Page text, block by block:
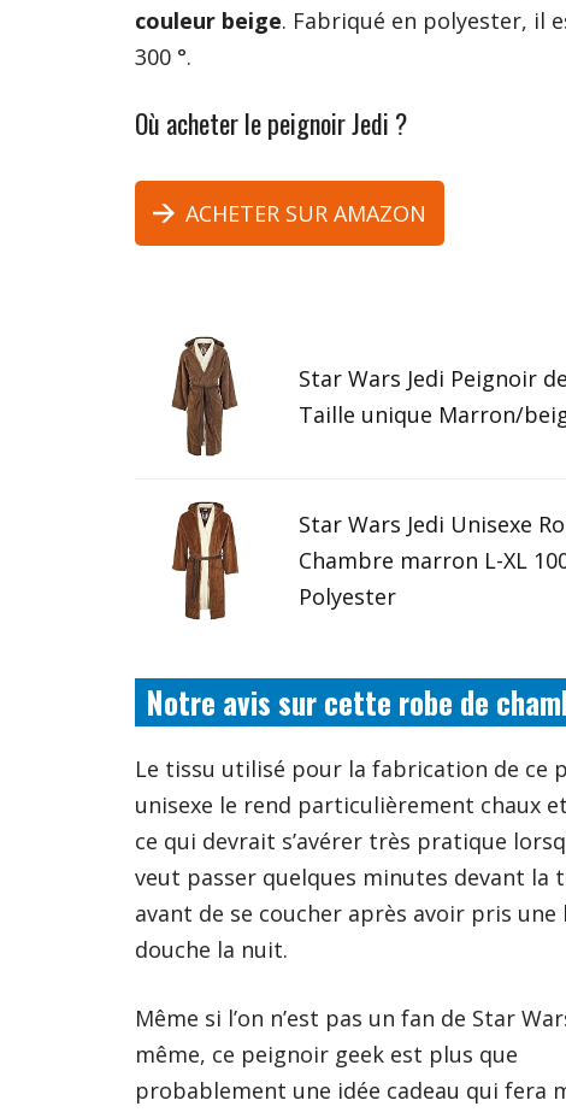
couleur beige. Fabriqué en polyester, il
300 °.
Où acheter le peignoir Jedi ?
ACHETER SUR AMAZON
Star Wars Jedi Peignoir
Taille unique Marron/
Star Wars Jedi Unisexe
Chambre marron L-XL
Polyester
Notre avis sur cette robe de
Le tissu utilisé pour la fabrication de ce
unisexe le rend particulièrement chaux
ce qui devrait s’avérer très pratique
veut passer quelques minutes devant la
avant de se coucher après avoir pris une
douche la nuit.
Même si l’on n’est pas un fan de Star
même, ce peignoir geek est plus que
probablement une idée cadeau qui fera